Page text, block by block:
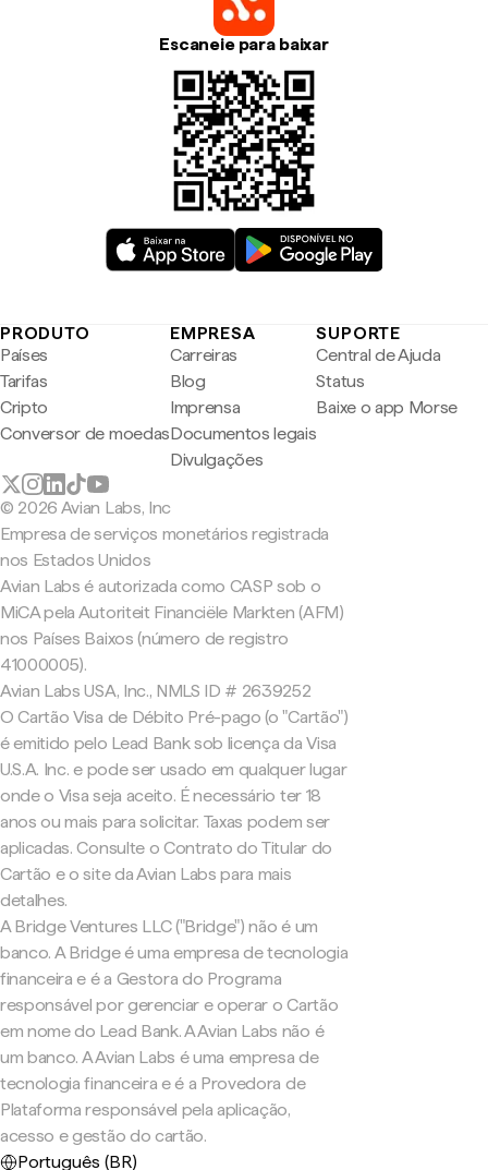
Escaneie para baixar
PRODUTO
Países
Tarifas
Cripto
Conversor de moedas
EMPRESA
Carreiras
Blog
Imprensa
Documentos legais
Divulgações
SUPORTE
Central de Ajuda
Status
Baixe o app Morse
© 2026 Avian Labs, Inc
Empresa de serviços monetários registrada
nos Estados Unidos
Avian Labs é autorizada como CASP sob o
MiCA pela Autoriteit Financiële Markten (AFM)
nos Países Baixos (número de registro
41000005).
Avian Labs USA, Inc., NMLS ID # 2639252
O Cartão Visa de Débito Pré-pago (o "Cartão")
é emitido pelo Lead Bank sob licença da Visa
U.S.A. Inc. e pode ser usado em qualquer lugar
onde o Visa seja aceito. É necessário ter 18
anos ou mais para solicitar. Taxas podem ser
aplicadas. Consulte o Contrato do Titular do
Cartão e o site da Avian Labs para mais
detalhes.
A Bridge Ventures LLC ("Bridge") não é um
banco. A Bridge é uma empresa de tecnologia
financeira e é a Gestora do Programa
responsável por gerenciar e operar o Cartão
em nome do Lead Bank. A Avian Labs não é
um banco. A Avian Labs é uma empresa de
tecnologia financeira e é a Provedora de
Plataforma responsável pela aplicação,
acesso e gestão do cartão.
Português (BR)